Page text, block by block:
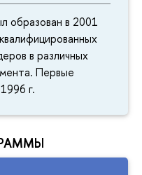
образован в 2001
в различных
Первые
г.